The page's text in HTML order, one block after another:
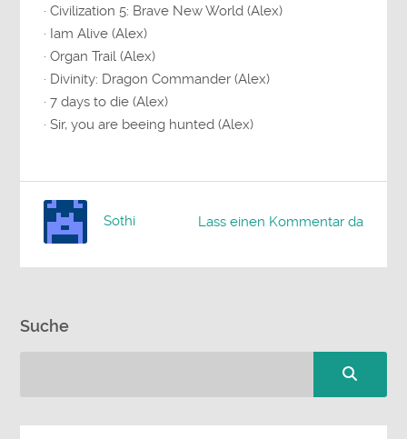
· Civilization 5: Brave New World (Alex)
· Iam Alive (Alex)
· Organ Trail (Alex)
· Divinity: Dragon Commander (Alex)
· 7 days to die (Alex)
· Sir, you are beeing hunted (Alex)
Lass einen Kommentar da
Sothi
Suche